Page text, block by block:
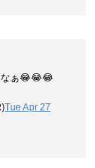
なぁ😂😂😂
Tue Apr 27